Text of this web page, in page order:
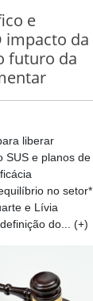
e
impacto da
futuro da
liberar
SUS e planos de
no setor*
e Lívia
do... (+)